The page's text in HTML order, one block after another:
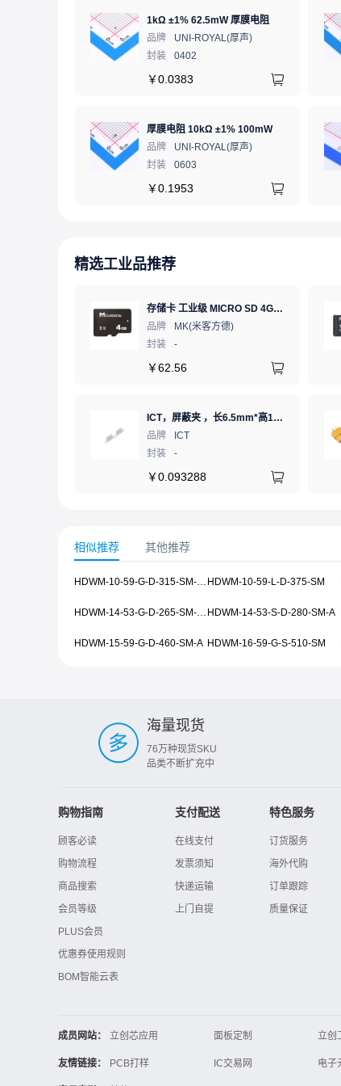
1kΩ ±1% 62.5mW 厚膜电阻
品牌
UNI-ROYAL(厚声)
封装
0402
￥0.0383
厚膜电阻 10kΩ ±1% 100mW
品牌
UNI-ROYAL(厚声)
封装
0603
￥0.1953
精选工业品推荐
存储卡 工业级 MICRO SD 4GB TF卡 Classical
品牌
MK(米客方德)
封装
-
￥62.56
ICT，屏蔽夹 ，长6.5mm*高1.21mm，ICSRC6508SFR
品牌
ICT
封装
-
￥0.093288
相似推荐 其他推荐
HDWM-10-59-G-D-315-SM-A-010 HDWM-10-59-L-D-375-SM
HDWM-14-53-G-D-265-SM-A-P HDWM-14-53-S-D-280-SM-A
HDWM-15-59-G-D-460-SM-A HDWM-16-59-G-S-510-SM
海量现货
76万种现货SKU
品类不断扩充中
购物指南
顾客必读
购物流程
商品搜索
会员等级
PLUS会员
优惠券使用规则
BOM智能云表
支付配送
在线支付
发票须知
快递运输
上门自提
特色服务
订货服务
海外代购
订单跟踪
质量保证
成员网站： 立创芯应用 面板定制 立创
立创电子设计大赛
立创开源硬件
友情链接： PCB打样 IC交易网